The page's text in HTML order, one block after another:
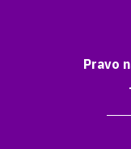
Pravo